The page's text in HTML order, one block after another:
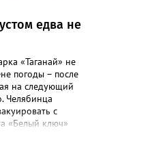
едва не
«Таганай» не
погоды – после
на следующий
Челябинца
с
«Белый ключ»